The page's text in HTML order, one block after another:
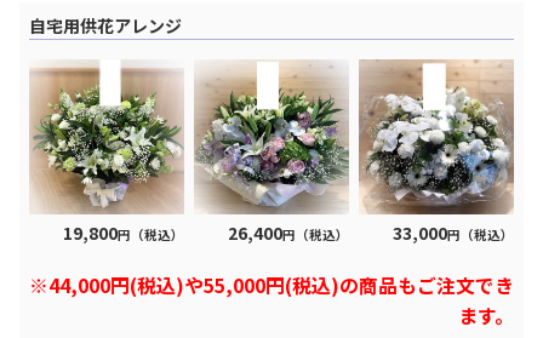
自宅用供花アレンジ
19,800円（税込） 26,400円（税込） 33,000円（税込）
※44,000円(税込)や55,000円(税込)の商品もご注文でき
ます。